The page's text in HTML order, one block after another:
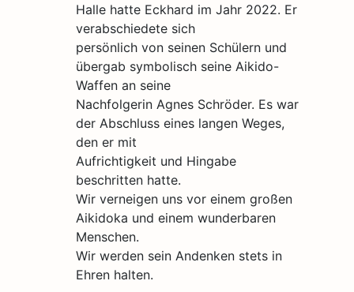
Halle hatte Eckhard im Jahr 2022. Er
verabschiedete sich
persönlich von seinen Schülern und
übergab symbolisch seine Aikido-
Waffen an seine
Nachfolgerin Agnes Schröder. Es war
der Abschluss eines langen Weges,
den er mit
Aufrichtigkeit und Hingabe
beschritten hatte.
Wir verneigen uns vor einem großen
Aikidoka und einem wunderbaren
Menschen.
Wir werden sein Andenken stets in
Ehren halten.